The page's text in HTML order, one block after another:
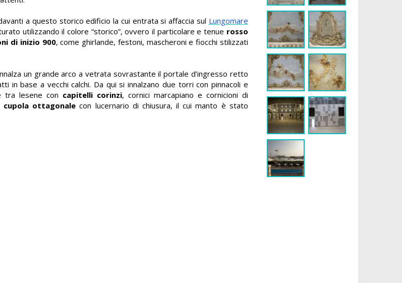
a questo storico edificiola cui entrata si affaccia sul Lungomare
utilizzando il colore “storico”, ovvero il particolare e tenue rosso
di inizio 900, come ghirlande, festoni, mascheroni e fiocchi stilizzati
un grande arco a vetrata sovrastante il portale d’ingresso retto
in base a vecchi calchi. Da qui si innalzano due torri con pinnacoli e
tra lesene con capitelli corinzi, cornici marcapiano e cornicioni di
cupola ottagonale con lucernario di chiusura, il cui manto è stato